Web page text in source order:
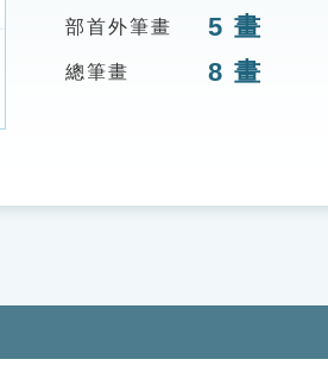
部首外筆畫 5 畫
總筆畫 8 畫